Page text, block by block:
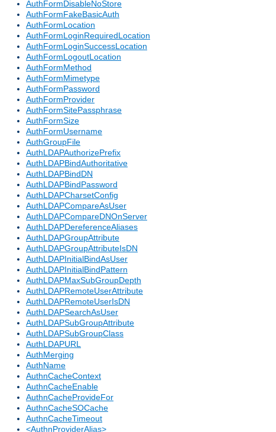
AuthFormDisableNoStore
AuthFormFakeBasicAuth
AuthFormLocation
AuthFormLoginRequiredLocation
AuthFormLoginSuccessLocation
AuthFormLogoutLocation
AuthFormMethod
AuthFormMimetype
AuthFormPassword
AuthFormProvider
AuthFormSitePassphrase
AuthFormSize
AuthFormUsername
AuthGroupFile
AuthLDAPAuthorizePrefix
AuthLDAPBindAuthoritative
AuthLDAPBindDN
AuthLDAPBindPassword
AuthLDAPCharsetConfig
AuthLDAPCompareAsUser
AuthLDAPCompareDNOnServer
AuthLDAPDereferenceAliases
AuthLDAPGroupAttribute
AuthLDAPGroupAttributeIsDN
AuthLDAPInitialBindAsUser
AuthLDAPInitialBindPattern
AuthLDAPMaxSubGroupDepth
AuthLDAPRemoteUserAttribute
AuthLDAPRemoteUserIsDN
AuthLDAPSearchAsUser
AuthLDAPSubGroupAttribute
AuthLDAPSubGroupClass
AuthLDAPURL
AuthMerging
AuthName
AuthnCacheContext
AuthnCacheEnable
AuthnCacheProvideFor
AuthnCacheSOCache
AuthnCacheTimeout
<AuthnProviderAlias>